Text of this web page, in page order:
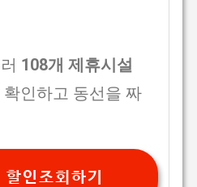
108개 제휴시설
확인하고 동선을 짜
인조회하기